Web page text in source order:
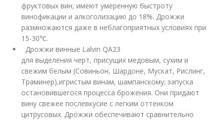
фруктовых вин, имеют умеренную быстроту
винофикации и алкоголизацию до 18%. Дрожжи
размножаются даже в неблагоприятных условиях при
15-30℃.
Дрожжи винные Lalvin QA23
для выделения черт, присущих медовым, сухим и
свежим белым (Совиньон, Шардоне, Мускат, Рислинг,
Траминер),игристым винам, шампанскому; запуска
остановившегося процесса брожения. Они придают
вину свежее послевкусие с легким оттенком
цитрусовых. Дрожжи обеспечивают сравнительно